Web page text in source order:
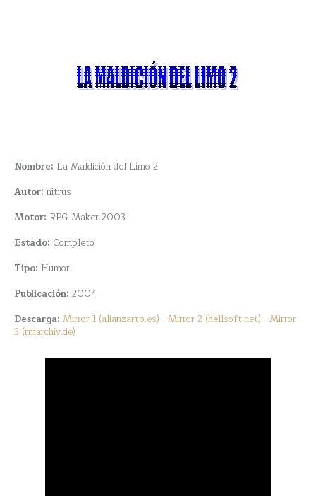
Nombre: La Maldición del Limo 2
Autor: nitrus
Motor: RPG Maker 2003
Estado: Completo
Tipo: Humor
Publicación: 2004
Descarga: Mirror 1 (alianzartp.es) -Mirror 2 (hellsoft.net) -Mirror
3 (rmarchiv.de)